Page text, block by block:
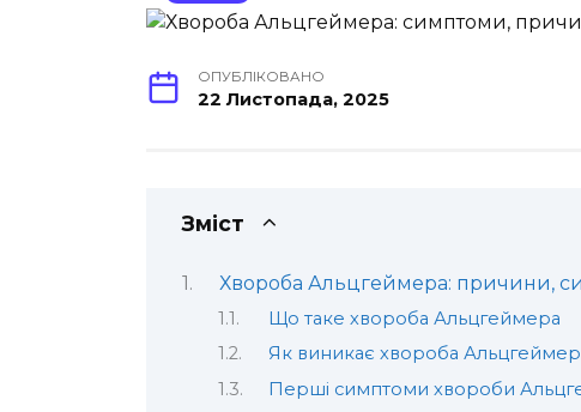
ОПУБЛІКОВАНО
22 Листопада, 2025
Зміст
Хвороба Альцгеймера: причини,
Що таке хвороба Альцгеймера
Як виникає хвороба
Перші симптоми хвороби